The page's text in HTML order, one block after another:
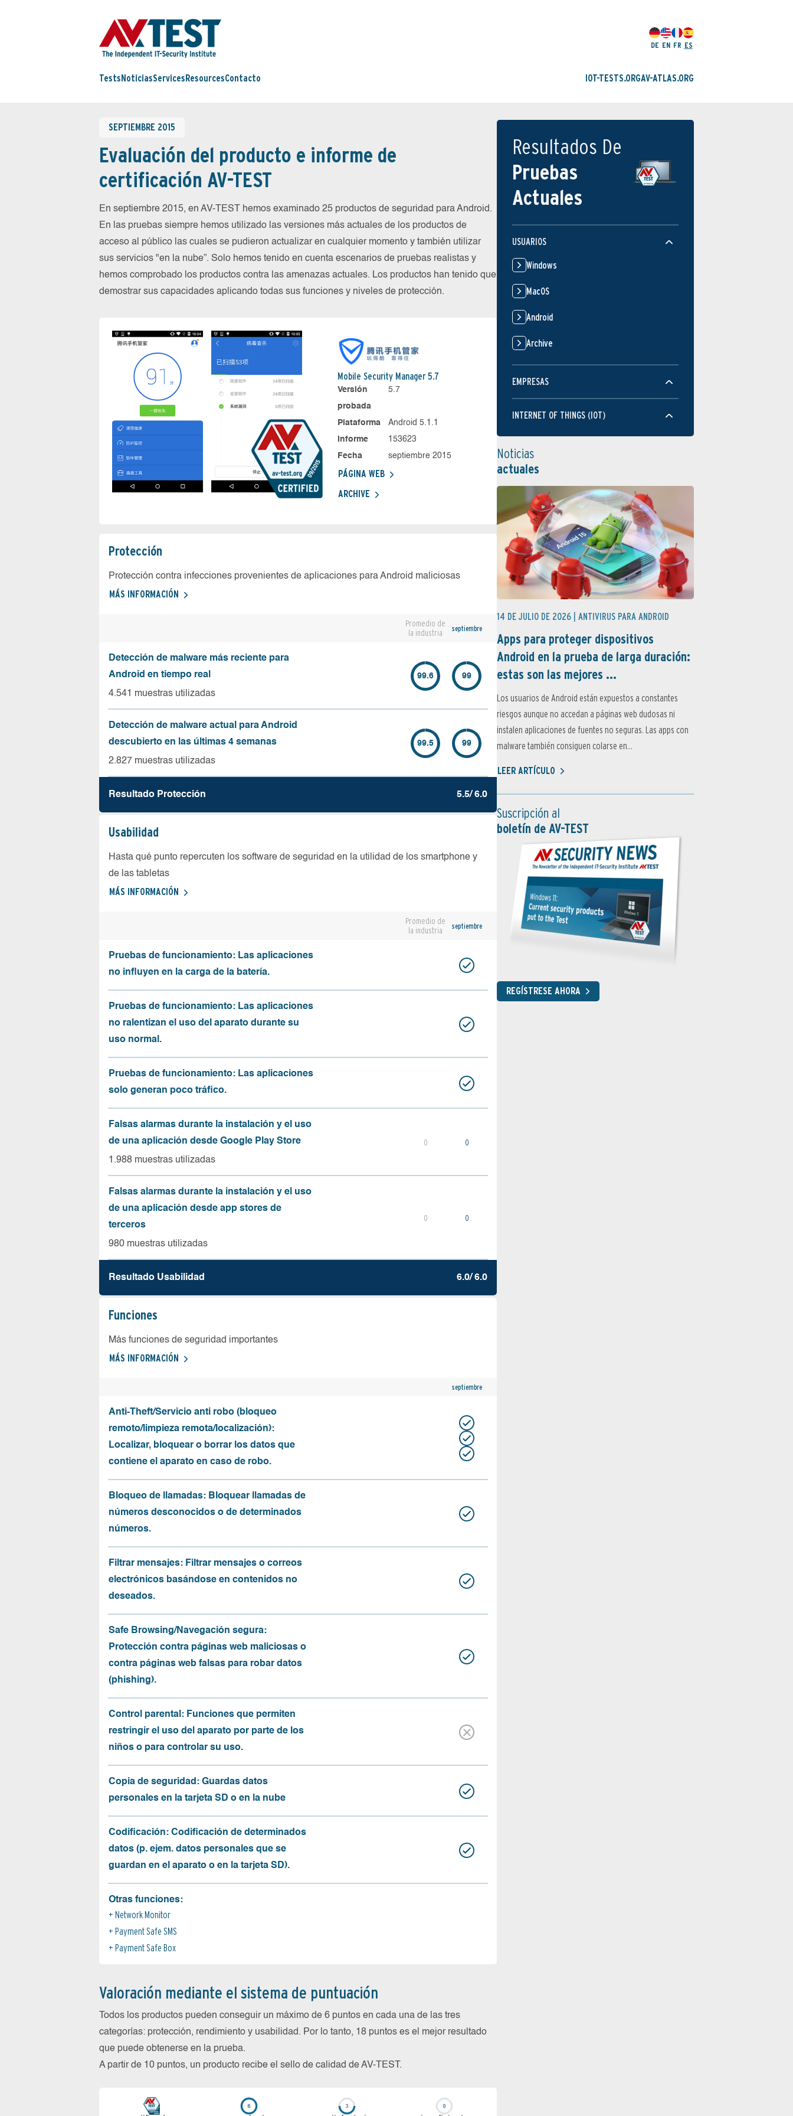
DE EN FR ES
Tests NoticiasServices ResourcesContacto IOT-TESTS.ORGAV-ATLAS.ORG
SEPTIEMBRE 2015
Evaluación del producto e informe de
certificación AV-TEST
En septiembre 2015, en AV-TEST hemos examinado 25 productos de seguridad para Android.
En las pruebas siempre hemos utilizado las versiones más actuales de los productos de
acceso al público las cuales se pudieron actualizar en cualquier momento y también utilizar
sus servicios "en la nube”. Solo hemos tenido en cuenta escenarios de pruebas realistas y
hemos comprobado los productos contra las amenazas actuales. Los productos han tenido que
demostrar sus capacidades aplicando todas sus funciones y niveles de protección.
Mobile Security Manager 5.7
Versión
probada
5.7
Plataforma
Android 5.1.1
Informe
153623
Fecha
septiembre 2015
PÁGINA WEB
ARCHIVE
Protección
Protección contra infecciones provenientes de aplicaciones para Android maliciosas
MÁS INFORMACIÓN
Promedio de
la industria
septiembre
Detección de malware más reciente para
Android en tiempo real
4.541 muestras utilizadas
99.6 99
Detección de malware actual para Android
descubierto en las últimas 4 semanas
2.827 muestras utilizadas
99.5 99
Resultado Protección 5.5/ 6.0
Usabilidad
Hasta qué punto repercuten los software de seguridad en la utilidad de los smartphone y
de las tabletas
MÁS INFORMACIÓN
Promedio de
la industria
septiembre
Pruebas de funcionamiento: Las aplicaciones
no influyen en la carga de la batería.
Pruebas de funcionamiento: Las aplicaciones
no ralentizan el uso del aparato durante su
uso normal.
Pruebas de funcionamiento: Las aplicaciones
solo generan poco tráfico.
Falsas alarmas durante la instalación y el uso
de una aplicación desde Google Play Store
1.988 muestras utilizadas
0 0
Falsas alarmas durante la instalación y el uso
de una aplicación desde app stores de
terceros
980 muestras utilizadas
0 0
Resultado Usabilidad 6.0/ 6.0
Funciones
Más funciones de seguridad importantes
MÁS INFORMACIÓN
septiembre
Anti-Theft/Servicio anti robo (bloqueo
remoto/limpieza remota/localización):
Localizar, bloquear o borrar los datos que
contiene el aparato en caso de robo.
Bloqueo de llamadas: Bloquear llamadas de
números desconocidos o de determinados
números.
Filtrar mensajes: Filtrar mensajes o correos
electrónicos basándose en contenidos no
deseados.
Safe Browsing/Navegación segura:
Protección contra páginas web maliciosas o
contra páginas web falsas para robar datos
(phishing).
Control parental: Funciones que permiten
restringir el uso del aparato por parte de los
niños o para controlar su uso.
Copia de seguridad: Guardas datos
personales en la tarjeta SD o en la nube
Codificación: Codificación de determinados
datos (p. ejem. datos personales que se
guardan en el aparato o en la tarjeta SD).
Otras funciones:
Network Monitor
Payment Safe SMS
Payment Safe Box
Valoración mediante el sistema de puntuación
Todos los productos pueden conseguir un máximo de 6 puntos en cada una de las tres
categorías: protección, rendimiento y usabilidad. Por lo tanto, 18 puntos es el mejor resultado
que puede obtenerse en la prueba.
A partir de 10 puntos, un producto recibe el sello de calidad de AV-TEST.
Resultados De
Pruebas
Actuales
USUARIOS
Windows
MacOS
Android
Archive
EMPRESAS
INTERNET OF THINGS (IOT)
Noticias
actuales
14 DE JULIO DE 2026 | ANTIVIRUS PARA ANDROID
Apps para proteger dispositivos
Android en la prueba de larga duración:
estas son las mejores ...
Los usuarios de Android están expuestos a constantes
riesgos aunque no accedan a páginas web dudosas ni
instalen aplicaciones de fuentes no seguras. Las apps con
malware también consiguen colarse en...
LEER ARTÍCULO
Suscripción al
boletín de AV-TEST
REGÍSTRESE AHORA